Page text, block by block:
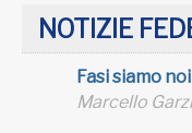
NOTIZIE
Fasi siamo noi
Marcello